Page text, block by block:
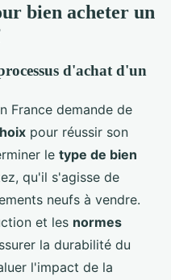
bien acheter un
d'achat d'un
France demande de
pour réussir son
le type de bien
qu'il s'agisse de
neufs à vendre.
et les normes
la durabilité du
l'impact de la